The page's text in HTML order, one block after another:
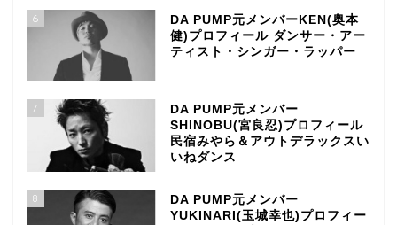
6
DA PUMP元メンバーKEN(奥本
健)プロフィール ダンサー・アー
ティスト・シンガー・ラッパー
7
DA PUMP元メンバー
SHINOBU(宮良忍)プロフィール
民宿みやら＆アウトデラックスい
いねダンス
8
DA PUMP元メンバー
YUKINARI(玉城幸也)プロフィー